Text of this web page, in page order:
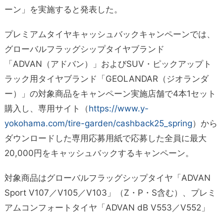
ーン」を実施すると発表した。
プレミアムタイヤキャッシュバックキャンペーンでは、
グローバルフラッグシップタイヤブランド
「ADVAN（アドバン）」およびSUV・ピックアップト
ラック用タイヤブランド「GEOLANDAR（ジオランダ
ー）」の対象商品をキャンペーン実施店舗で4本1セット
購入し、専用サイト（https://www.y-
yokohama.com/tire-garden/cashback25_spring）から
ダウンロードした専用応募用紙で応募した全員に最大
20,000円をキャッシュバックするキャンペーン。
対象商品はグローバルフラッグシップタイヤ「ADVAN
Sport V107／V105／V103」（Z・P・S含む）、プレミ
アムコンフォートタイヤ「ADVAN dB V553／V552」